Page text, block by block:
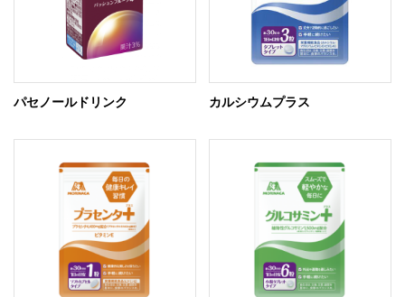
パセノールドリンク カルシウムプラス